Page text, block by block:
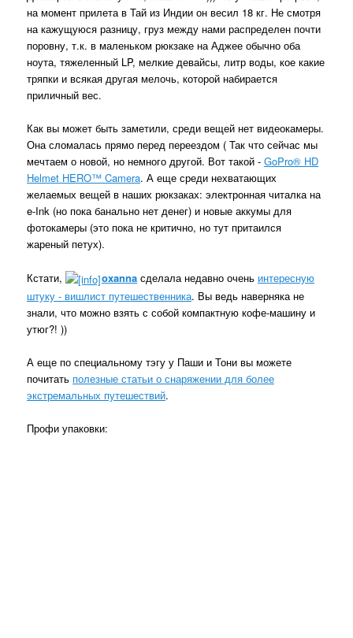
на момент прилета в Тай из Индии он весил 18 кг. Не смотря
на кажущуюся разницу, груз между нами распределен почти
поровну, т.к. в маленьком рюкзаке на Аджее обычно оба
ноута, тяжеленный LP, мелкие девайсы, литр воды, кое какие
тряпки и всякая другая мелочь, которой набирается
приличный вес.
Как вы может быть заметили, среди вещей нет видеокамеры.
Она сломалась прямо перед переездом ( Так что сейчас мы
мечтаем о новой, но немного другой. Вот такой -GoPro® HD
Helmet HERO™ Camera. А еще среди нехватающих
желаемых вещей в наших рюкзаках: электронная читалка на
e-Ink (но пока банально нет денег) и новые аккумы для
фотокамеры (это пока не критично, но тут притаился
жареный петух).
Кстати, oxanna сделала недавно очень интересную
штуку - вишлист путешественника. Вы ведь наверняка не
знали, что можно взять с собой компактную кофе-машину и
утюг?! ))
А еще по специальному тэгу у Паши и Тони вы можете
почитать полезные статьи о снаряжении для более
экстремальных путешествий.
Профи упаковки: